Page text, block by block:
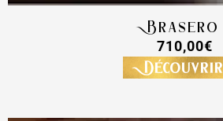
Brasero
710,00€
Découvrir